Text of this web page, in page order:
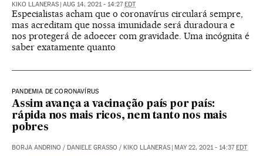
KIKO LLANERAS AUG 14, 2021 - 14:27 EDT
Especialistas acham que o coronavírus circulará sempre,
mas acreditam que nossa imunidade será duradoura e
nos protegerá de adoecer com gravidade. Uma incógnita é
saber exatamente quanto
PANDEMIA DE CORONAVÍRUS
Assim avança a vacinação país por país:
rápida nos mais ricos, nem tanto nos mais
pobres
BORJA ANDRINO / DANIELE GRASSO / KIKO LLANERAS MAY 22, 2021 - 14:37 EDT